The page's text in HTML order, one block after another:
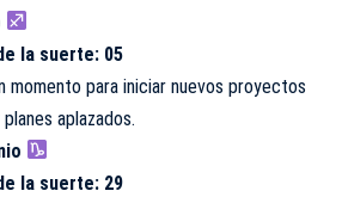
la suerte: 05
momento para iniciar nuevos proyectos
aplazados.
la suerte: 29